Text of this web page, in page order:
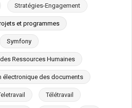
Stratégies-Engagement
et programmes
Symfony
Ressources Humaines
électronique des documents
Télétravail